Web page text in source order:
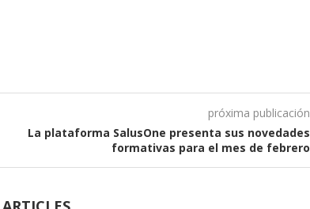
próxima publicación
La plataforma SalusOne presenta sus novedades
formativas para el mes de febrero